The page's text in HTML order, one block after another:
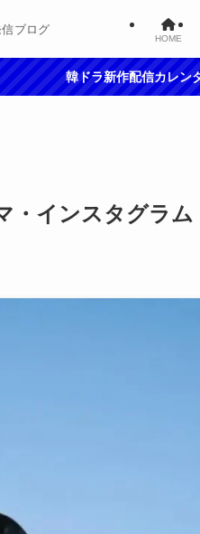
ブログ
HOME
韓ドラ新作配信カレン
・インスタグラ